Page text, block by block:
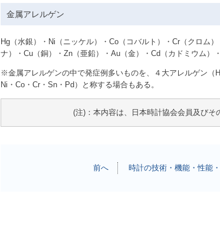
金属アレルゲン
Hg（水銀）・Ni（ニッケル）・Co（コバルト）・Cr（クロム
ナ）・Cu（銅）・Zn（亜鉛）・Au（金）・Cd（カドミウム）
※金属アレルゲンの中で発症例多いものを、４大アレルゲン（
Ni・Co・Cr・Sn・Pd）と称する場合もある。
(注)：本内容は、日本時計協会会員及びそ
前へ 時計の技術・機能・性能